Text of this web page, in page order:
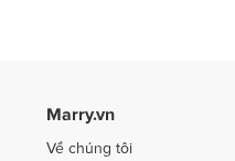
Dịch vụ cưới tại Yên Bái
Marry.vn
Về chúng tôi